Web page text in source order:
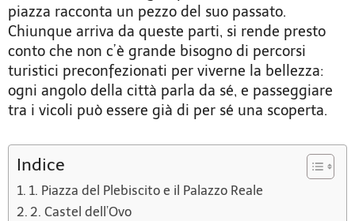
piazza racconta un pezzo del suo passato.
Chiunque arriva da queste parti, si rende presto
conto che non c’è grande bisogno di percorsi
turistici preconfezionati per viverne la bellezza:
ogni angolo della città parla da sé, e passeggiare
tra i vicoli può essere già di per sé una scoperta.
Indice
1. Piazza del Plebiscito e il Palazzo Reale
2. Castel dell’Ovo